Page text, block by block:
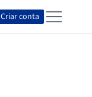
Criar conta